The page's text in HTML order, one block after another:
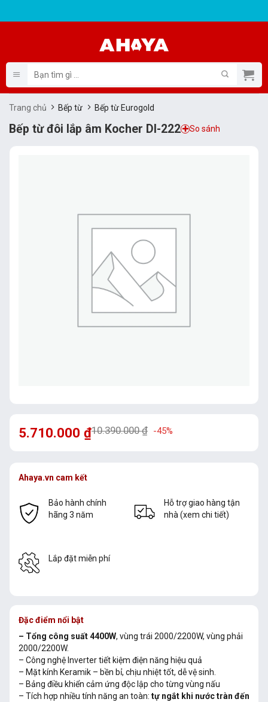
kiếm:
Trang chủ Bếp từ Bếp từ Eurogold
Bếp từ đôi lắp âm Kocher DI-222 So sánh
5.710.000 ₫10.390.000₫ -45%
Ahaya.vn cam kết
Bảo hành chính
hãng 3 năm
Hỗ trợ giao hàng tận
nhà (xem chi tiết)
Lắp đặt miễn phí
Đặc điểm nổi bật
– Tổng công suất 4400W, vùng trái 2000/2200W, vùng phải
2000/2200W.
– Công nghệ Inverter tiết kiệm điện năng hiệu quả
– Mặt kính Keramik – bền bỉ, chịu nhiệt tốt, dễ vệ sinh.
– Bảng điều khiển cảm ứng độc lập cho từng vùng nấu
– Tích hợp nhiều tính năng an toàn: tự ngắt khi nước tràn đến